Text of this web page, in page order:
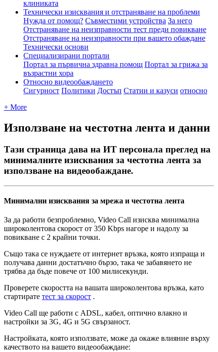
клиниката
Технически изисквания и отстраняване на проблеми
Нужда от помощ? Съвместими устройства За него
Отстраняване на неизправности тест преди повикване
Отстраняване на неизправности при вашето обаждане
Технически основи
Специализирани портали
Портал за първична здравна помощ Портал за грижа за
възрастни хора
Относно видеообаждането
Сигурност Политики Достъп Статии и казуси относно
+ More
Използване на честотна лента и данни
Тази страница дава на ИТ персонала преглед на
минималните изисквания за честотна лента за
използване на видеообаждане.
Минимални изисквания за мрежа и честотна лента
За да работи безпроблемно, Video Call изисква минимална
широколентова скорост от 350 Kbps нагоре и надолу за
повикване с 2 крайни точки.
Също така се нуждаете от интернет връзка, която изпраща и
получава данни достатъчно бързо, така че забавянето не
трябва да бъде повече от 100 милисекунди.
Проверете скоростта на вашата широколентова връзка, като
стартирате тест за скорост .
Video Call ще работи с ADSL, кабел, оптично влакно и
настройки за 3G, 4G и 5G свързаност.
Настройката, която използвате, може да окаже влияние върху
качеството на вашето видеообаждане: